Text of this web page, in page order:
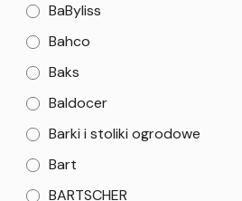
BaByliss
Bahco
Baks
Baldocer
Barki i stoliki ogrodowe
Bart
BARTSCHER